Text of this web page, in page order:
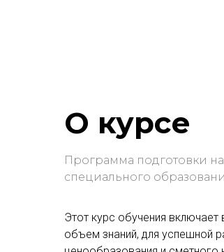
О курсе
Программа подготовки
специального
Этот курс обучения
объем знаний, для успешной